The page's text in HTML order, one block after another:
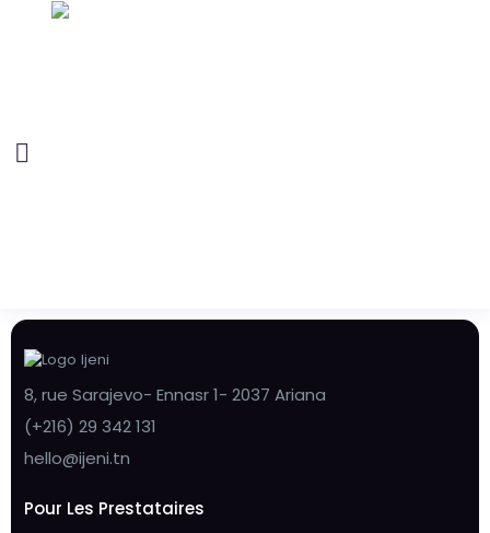
8, rue Sarajevo- Ennasr 1- 2037 Ariana
(+216) 29 342 131
hello@ijeni.tn
Pour Les Prestataires